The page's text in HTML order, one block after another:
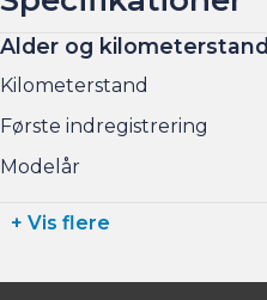
Alder og kilometerstand
Kilometerstand
Første indregistrering
Modelår
+ Vis flere